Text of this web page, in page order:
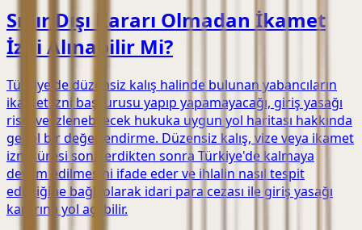
Sınır Dışı Kararı Olmadan İkamet
İzni Alınabilir Mi?
Türkiye'de düzensiz kalış halinde bulunan yabancıların
ikamet izni başvurusu yapıp yapamayacağı, giriş yasağı
riski ve izlenebilecek hukuka uygun yol haritası hakkında
genel bir değerlendirme. Düzensiz kalış, vize veya ikamet
izni süresi sona erdikten sonra Türkiye'de kalmaya
devam edilmesini ifade eder ve ihlalin nasıl tespit
edildiğine bağlı olarak idari para cezası ile giriş yasağı
kararına yol açabilir.